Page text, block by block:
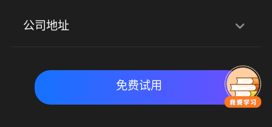
实时私域带货 数字化运营
公司地址
北京地址：北京市朝阳区朝外大街乙6号23层
免费试用